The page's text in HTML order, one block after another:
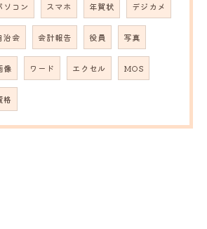
ソコン スマホ 年賀状 デジカメ
治会 会計報告 役員 写真
像 ワード エクセル MOS
格